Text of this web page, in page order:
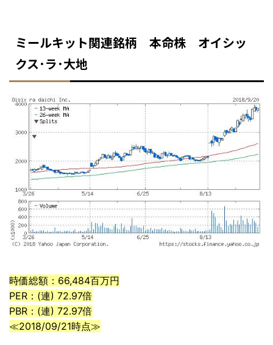
ミールキット関連銘柄 本命株 オイシッ
クス･ラ･大地
時価総額：66,484百万円
PER：(連) 72.97倍
PBR：(連) 72.97倍
≪2018/09/21時点≫